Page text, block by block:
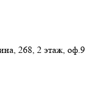
268, 2 этаж, оф.9